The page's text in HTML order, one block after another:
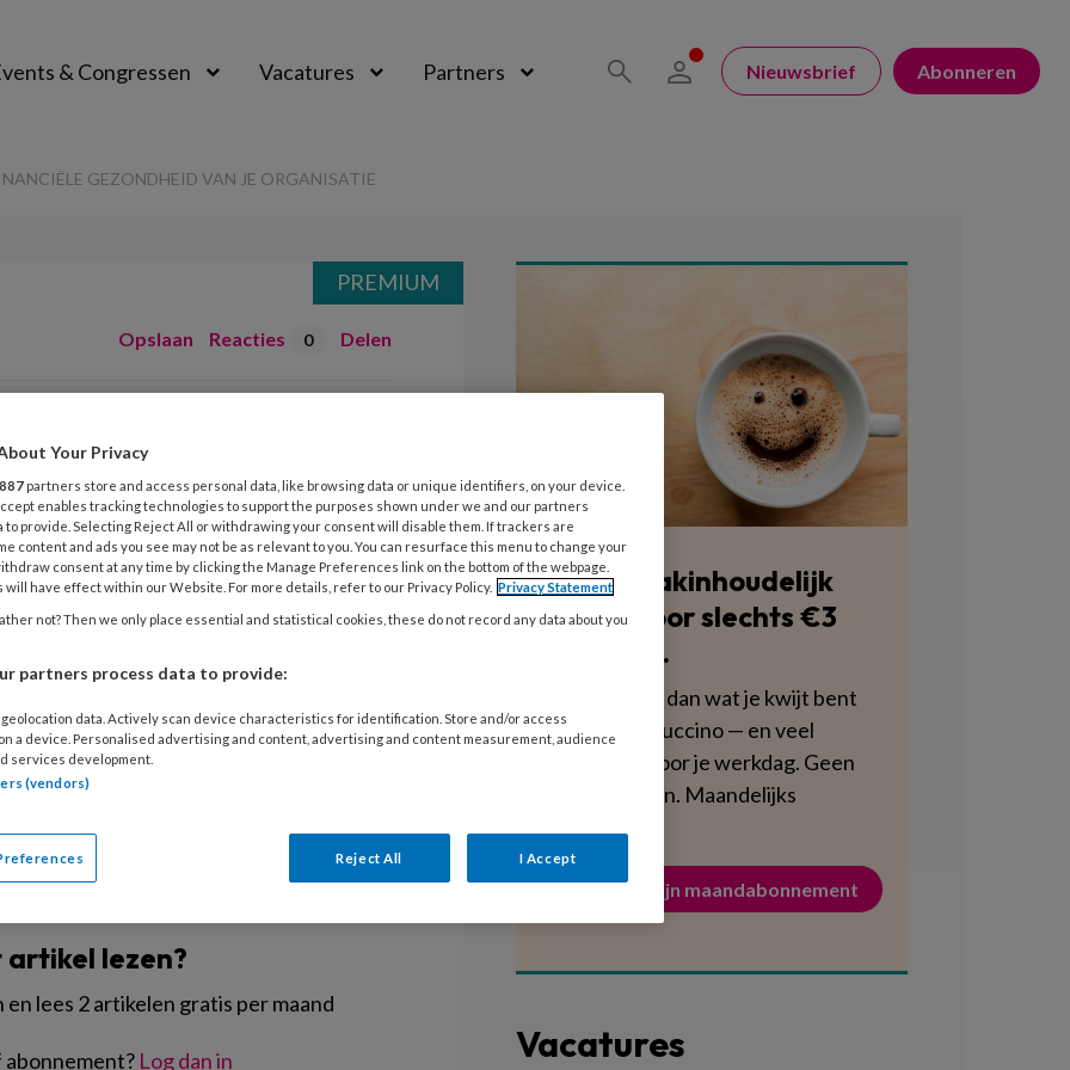
& Congressen Vacatures Partners Nieuwsbrief Abonneren
GEZONDHEID VAN JE ORGANISATIE
Opslaan Reacties 0 Delen
in de financiële
je organisatie
in de kinderopvang die geen
maar behoefte hebben aan meer
organiseert het
Kinderopvang in juni twee keer
inzicht in de financiële
lezen?
lees 2 artikelen gratis per maand
Log dan in
PREMIUM
Blijf vakinhoudelijk
scherp voor slechts €3
per week.
Dat is minder dan wat je kwijt bent
aan een cappuccino — en veel
voedzamer voor je werkdag. Geen
verplichtingen. Maandelijks
Activeer mijn maandabonnement
Vacatures
Your Privacy
887 partners store and access personal data, like browsing data or unique identifiers, on your device.
enables tracking technologies to support the purposes shown under we and our partners
to provide. Selecting Reject All or withdrawing your consent will disable them. If trackers are
content and ads you see may not be as relevant to you. You can resurface this menu to change your
consent at any time by clicking the Manage Preferences link on the bottom of the webpage.
will have effect within our Website. For more details, refer to our Privacy Policy. Privacy Statement
not? Then we only place essential and statistical cookies, these do not record any data about you
partners process data to provide:
data. Actively scan device characteristics for identification. Store and/or access
a device. Personalised advertising and content, advertising and content measurement, audience
services development.
(vendors)
Reject All I Accept